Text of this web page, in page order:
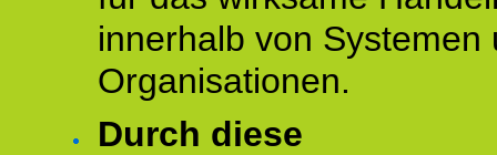
innerhalb von Systemen
Organisationen.
Durch diese